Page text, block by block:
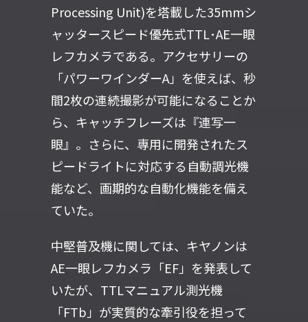
Processing Unit)を塔載した35mmシ
ャッタースピード優先式TTL･AE一眼
レフカメラである。アクセサリーの
「パワーワインダーA」を使えば、秒
間2枚の連続撮影が可能になることか
ら、キャッチフレーズは『連写一
眼』。さらに、専用に開発されたス
ピードライトに対応する自動調光機
能など、画期的な自動化機能を備え
ていた。
中堅普及機に関しては、キヤノンは
AE一眼レフカメラ「EF」を発表して
いたが、TTLマニュアル測光機
「FTb」が実質的な牽引役を担って